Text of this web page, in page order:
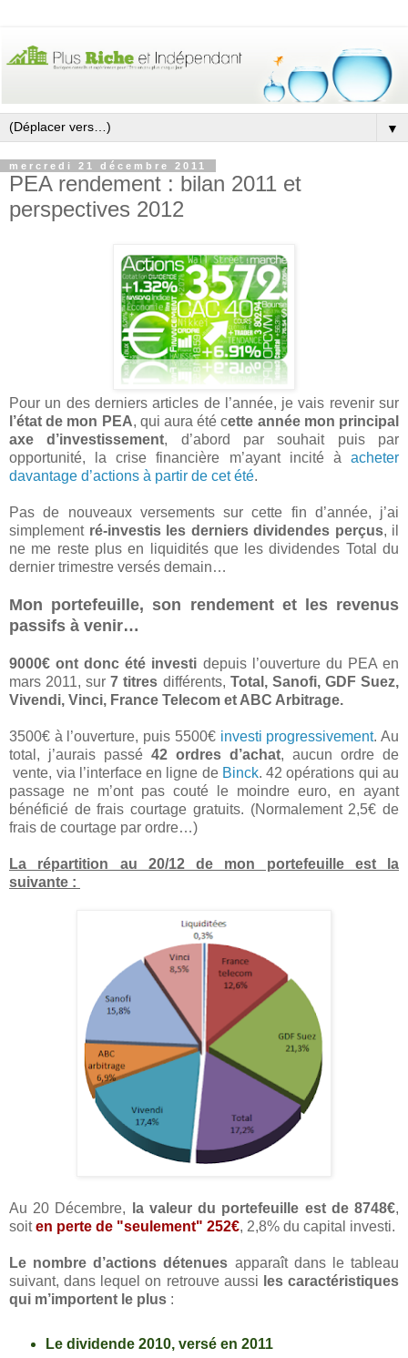
▼
mercredi 21 décembre 2011
PEA rendement : bilan 2011 et
perspectives 2012
Pour un des derniers articles de l’année, je vais revenir sur
l’état de mon PEA, qui aura été cette année mon principal
axe d’investissement, d’abord par souhait puis par
opportunité, la crise financière m’ayant incité à acheter
davantage d’actions à partir de cet été.
Pas de nouveaux versements sur cette fin d’année, j’ai
simplement ré-investis les derniers dividendes perçus, il
ne me reste plus en liquidités que les dividendes Total du
dernier trimestre versés demain…
Mon portefeuille, son rendement et les revenus
passifs à venir…
9000€ ont donc été investi depuis l’ouverture du PEA en
mars 2011, sur7 titres différents, Total, Sanofi, GDF Suez,
Vivendi, Vinci, France Telecom et ABC Arbitrage.
3500€ à l’ouverture, puis 5500€ investi progressivement. Au
total, j’aurais passé 42 ordres d’achat, aucun ordre de
vente, via l’interface en ligne de Binck. 42 opérations qui au
passage ne m’ont pas couté le moindre euro, en ayant
bénéficié de frais courtage gratuits. (Normalement 2,5€ de
frais de courtage par ordre…)
La répartition au 20/12 de mon portefeuille est la
suivante :
Au 20 Décembre, la valeur du portefeuille est de 8748€,
soiten perte de "seulement" 252€, 2,8% du capital investi.
Le nombre d’actions détenues apparaît dans le tableau
suivant, dans lequel on retrouve aussi les caractéristiques
qui m’importent le plus :
Le dividende 2010, versé en 2011